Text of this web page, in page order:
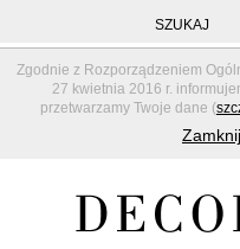
Zgodnie z Rozporządzeniem
27 kwietnia 2016 r.
przetwarzamy Twoje dane (
SZUKAJ